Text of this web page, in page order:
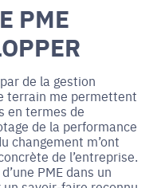
PME
de la gestion
terrain me permettent
en termes de
de la performance
changement m’ont
de l’entreprise.
PME dans un